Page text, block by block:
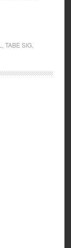
TABE SIG,